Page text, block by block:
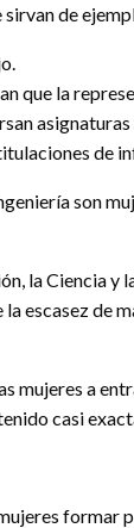
de
que la
de
son
la Ciencia
escasez de
mujeres a
casi